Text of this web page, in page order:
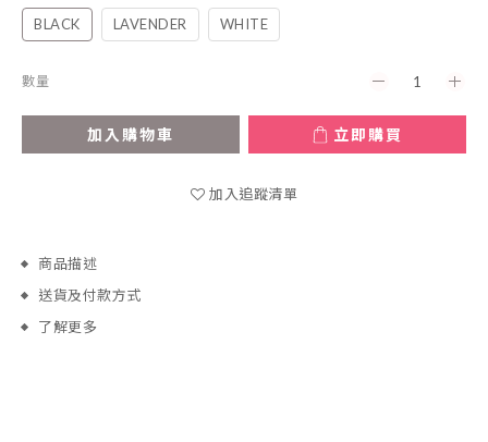
BLACK LAVENDER WHITE
數量
加入購物車 立即購買
加入追蹤清單
商品描述
送貨及付款方式
了解更多